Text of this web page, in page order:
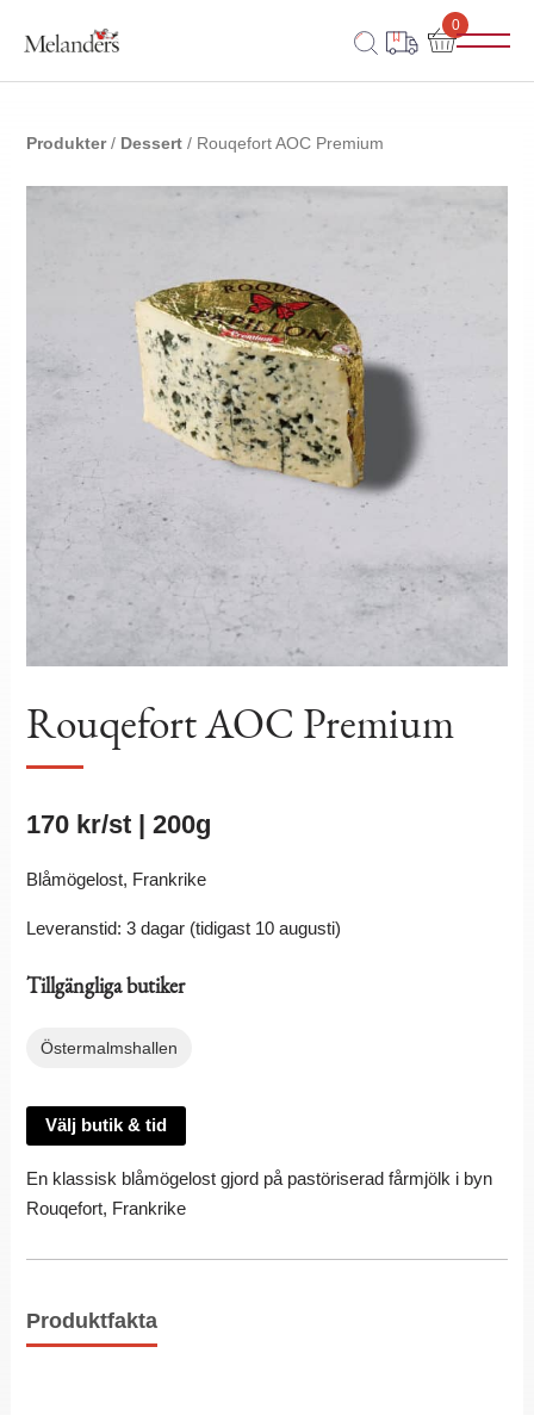
0
Produkter/ Dessert / Rouqefort AOC Premium
Rouqefort AOC Premium
170 kr/st | 200g
Blåmögelost, Frankrike
Leveranstid: 3 dagar (tidigast 10 augusti)
Tillgängliga butiker
Östermalmshallen
Välj butik & tid
En klassisk blåmögelost gjord på pastöriserad fårmjölk i byn
Rouqefort, Frankrike
Produktfakta